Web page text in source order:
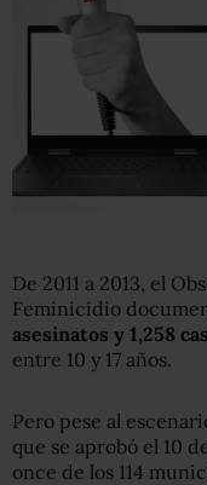
De 2011 a 2013, el
Feminicidio
asesinatos y 1,258
entre 10 y 17 años.
Pero pese al
que se aprobó el 10
once de los 114